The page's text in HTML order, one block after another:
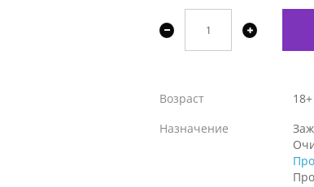
Возраст
18+
Назначение